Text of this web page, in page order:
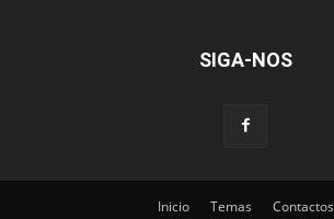
SIGA-NOS
Inicio Temas Contactos